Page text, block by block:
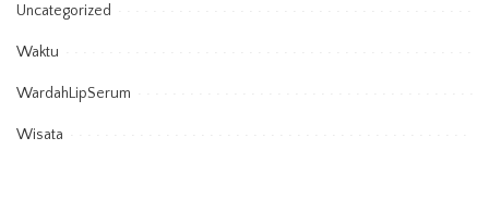
Uncategorized
Waktu
WardahLipSerum
Wisata